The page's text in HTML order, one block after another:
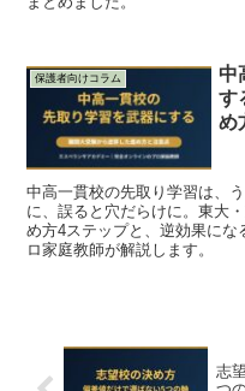
保護者向けコラム
中
す
め
中高一貫校の先取り学習は、
に、誤ると穴だらけに。東大
め方4ステップと、逆効果に
ロ家庭教師が解説します。
志